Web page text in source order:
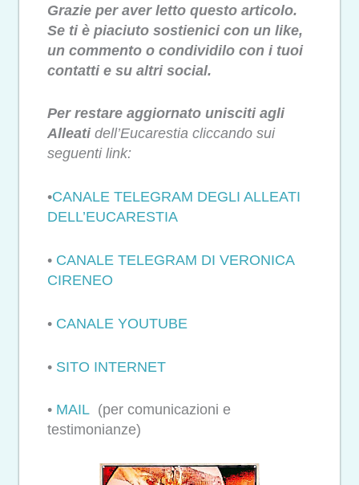
Grazie per aver letto questo articolo.
Se ti è piaciuto sostienici con un like,
un commento o condividilo con i tuoi
contatti e su altri social.
Per restare aggiornato unisciti agli
Alleatidell’Eucarestia cliccando sui
seguenti link:
•CANALE TELEGRAM DEGLI ALLEATI
DELL’EUCARESTIA
• CANALE TELEGRAM DI VERONICA
CIRENEO
• CANALE YOUTUBE
• SITO INTERNET
• MAIL (per comunicazioni e
testimonianze)